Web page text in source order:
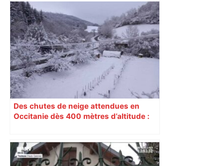
Des chutes de neige attendues en
Occitanie dès 400 mètres d’altitude :